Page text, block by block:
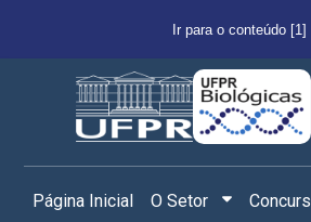
Ir para o conteúdo [1]
Página Inicial O Setor